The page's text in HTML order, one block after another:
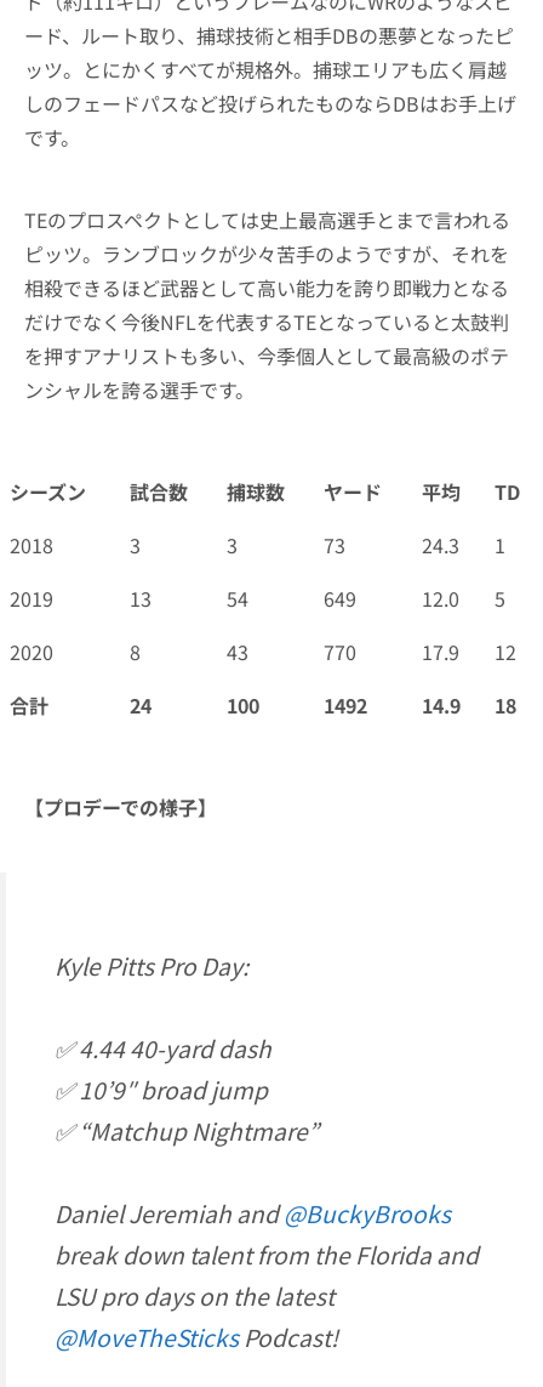
ード、ルート取り、捕球技術と相手DBの悪夢となったピ
ッツ。とにかくすべてが規格外。捕球エリアも広く肩越
しのフェードパスなど投げられたものならDBはお手上げ
です。
TEのプロスペクトとしては史上最高選手とまで言われる
ピッツ。ランブロックが少々苦手のようですが、それを
相殺できるほど武器として高い能力を誇り即戦力となる
だけでなく今後NFLを代表するTEとなっていると太鼓判
を押すアナリストも多い、今季個人として最高級のポテ
ンシャルを誇る選手です。
シーズン 試合数 捕球数 ヤード 平均
TD
シーズン
試合数 捕球数 ヤード 平均 TD
2018 3 3 73 24.3
1
2019
13 54 649 12.0
5
2020
8 43 770 17.9
12
合計
24 100 1492 14.9 18
【プロデーでの様子】
Kyle Pitts Pro Day:
✅ 4.44 40-yard dash
✅ 10’9″ broad jump
✅ “Matchup Nightmare”
Daniel Jeremiah and@BuckyBrooks
break down talent from the Florida and
LSU pro days on the latest
@MoveTheSticksPodcast!